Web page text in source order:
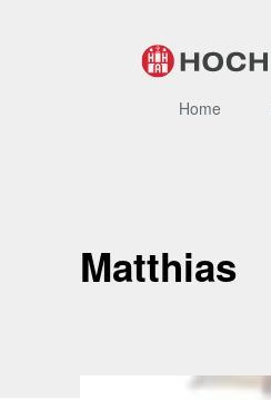
Home
Matthias